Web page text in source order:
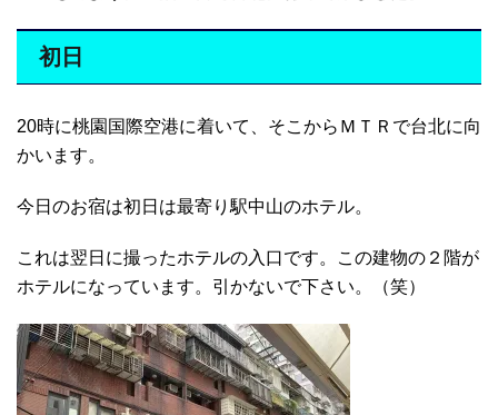
初日
20時に桃園国際空港に着いて、そこからＭＴＲで台北に向
かいます。
今日のお宿は初日は最寄り駅中山のホテル。
これは翌日に撮ったホテルの入口です。この建物の２階が
ホテルになっています。引かないで下さい。（笑）